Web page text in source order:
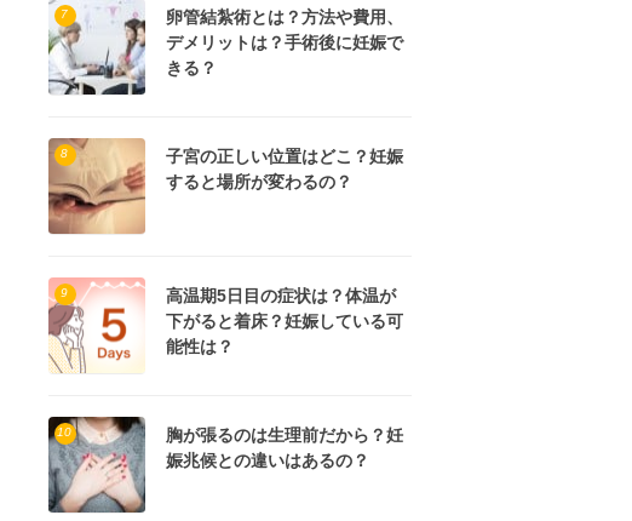
7
卵管結紮術とは？方法や費用、
デメリットは？手術後に妊娠で
きる？
8
子宮の正しい位置はどこ？妊娠
すると場所が変わるの？
9
高温期5日目の症状は？体温が
下がると着床？妊娠している可
能性は？
10
胸が張るのは生理前だから？妊
娠兆候との違いはあるの？